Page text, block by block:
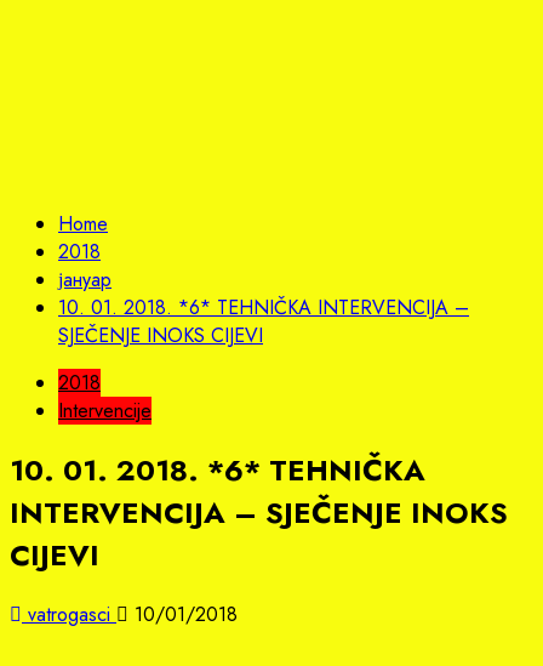
Home
2018
јануар
10. 01. 2018. *6* TEHNIČKA INTERVENCIJA –
SJEČENJE INOKS CIJEVI
2018
Intervencije
10. 01. 2018. *6* TEHNIČKA
INTERVENCIJA – SJEČENJE INOKS
CIJEVI
vatrogasci 10/01/2018